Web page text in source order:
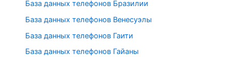
База данных телефонов Бразилии
База данных телефонов Венесуэлы
База данных телефонов Гаити
База данных телефонов Гайаны